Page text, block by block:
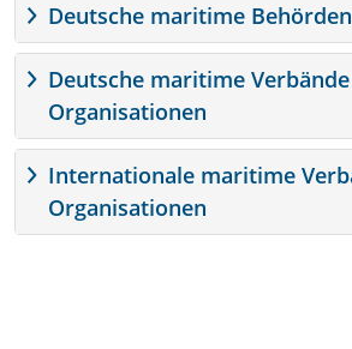
Deutsche maritime Behörden
Deutsche maritime
Organisationen
Internationale maritime
Organisationen